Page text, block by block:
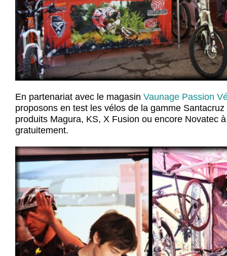
En partenariat avec le magasin Vaunage Passion
proposons en test les vélos de la gamme
produits Magura, KS, X Fusion ou encore Novatec à
gratuitement.